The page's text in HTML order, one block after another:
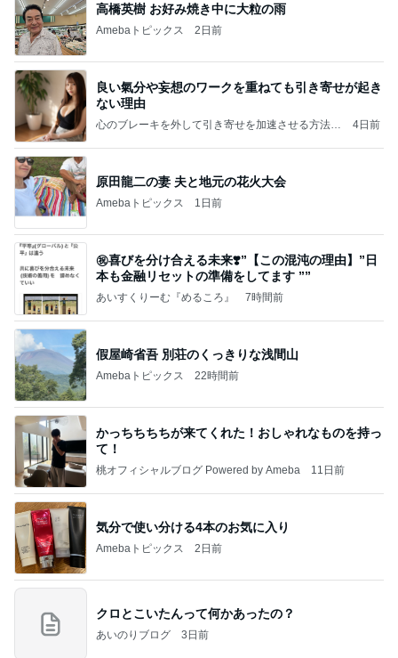
高橋英樹 お好み焼き中に大粒の雨
Amebaトピックス 2日前
良い氣分や妄想のワークを重ねても引き寄せが起き
ない理由
心のブレーキを外して引き寄せを加速させる方法：
4日前
原田龍二の妻 夫と地元の花火大会
Amebaトピックス 1日前
㊗️喜びを分け合える未来❣️”【この混沌の理由】”⽇
本も⾦融リセットの準備をしてます ””
あいすくりーむ『めるころ』 7時間前
假屋崎省吾 別荘のくっきりな浅間山
Amebaトピックス 22時間前
かっちちちちが来てくれた！おしゃれなものを持っ
て！
桃オフィシャルブログ Powered by Ameba 11日前
気分で使い分ける4本のお気に入り
Amebaトピックス 2日前
クロとこいたんって何かあったの？
あいのりブログ 3日前